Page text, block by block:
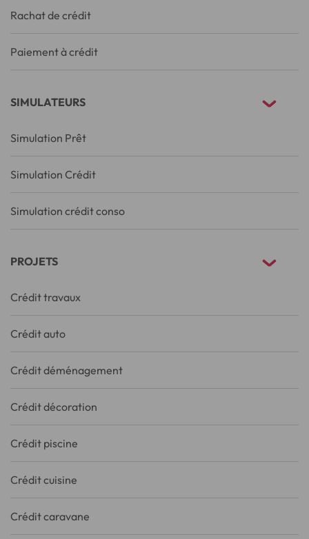
Rachat de crédit
Paiement à crédit
SIMULATEURS
Simulation Prêt
Simulation Crédit
Simulation crédit conso
PROJETS
Crédit travaux
Crédit auto
Crédit déménagement
Crédit décoration
Crédit piscine
Crédit cuisine
Crédit caravane